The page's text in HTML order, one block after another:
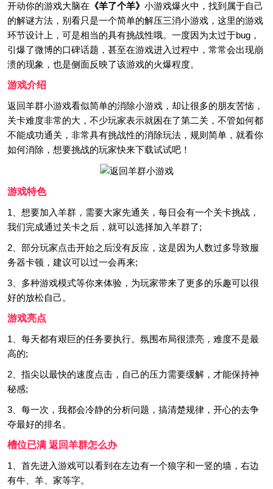
开动你的游戏大脑在 《羊了个羊》 小游戏爆火中，找到属于自己
的解谜方法，别看只是一个简单的解压三消小游戏，这里的游戏
环节设计上，可是相当的具有挑战性哦。一度因为太过于bug，
引爆了微博的口碑话题，甚至在游戏进入过程中，常常会出现崩
溃的现象，也是侧面反映了该游戏的火爆程度。
游戏介绍
返回羊群小游戏看似简单的消除小游戏，却让很多的朋友苦恼，
关卡难度非常的大，不少玩家表示就困在了第二关，不管如何都
不能成功通关，非常具有挑战性的消除玩法，规则简单，就看你
如何消除，想要挑战的玩家快来下载试试吧！
游戏特色
1、想要加入羊群，需要大家先通关，每日会有一个关卡挑战，
我们完成通过关卡之后，就可以选择加入羊群了;
2、部分玩家点击开始之后没有反应，这是因为人数过多导致服
务器卡顿，建议可以过一会再来;
3、多种游戏模式等你来体验，为玩家带来了更多的乐趣可以很
好的放松自己。
游戏亮点
1、每天都有艰巨的任务要执行。氛围布局很漂亮，难度不是最
高的;
2、指尖以最快的速度点击，自己的压力需要缓解，才能保持神
秘感;
3、每一次，我都会冷静的分析问题，搞清楚规律，开心的去争
夺最好的排名。
槽位已满 返回羊群怎么办
1、首先进入游戏可以看到在左边有一个狼字和一竖的墙，右边
有牛、羊、家等字。